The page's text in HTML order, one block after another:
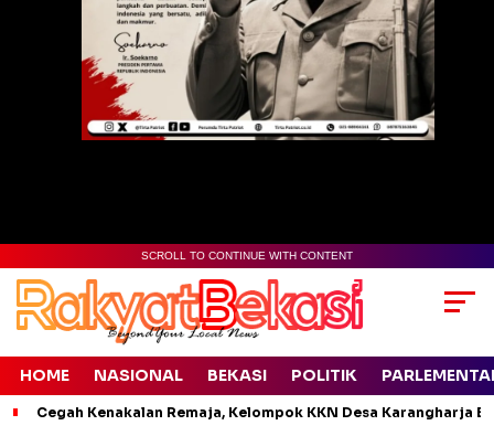
SCROLL TO CONTINUE WITH CONTENT
HOME NASIONAL BEKASI POLITIK
Cegah Kenakalan Remaja, Kelompok KKN Desa Karangharja